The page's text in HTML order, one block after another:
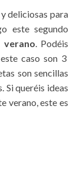
deliciosas para
este segundo
verano. Podéis
caso son 3
son sencillas
Si queréis ideas
verano, este es